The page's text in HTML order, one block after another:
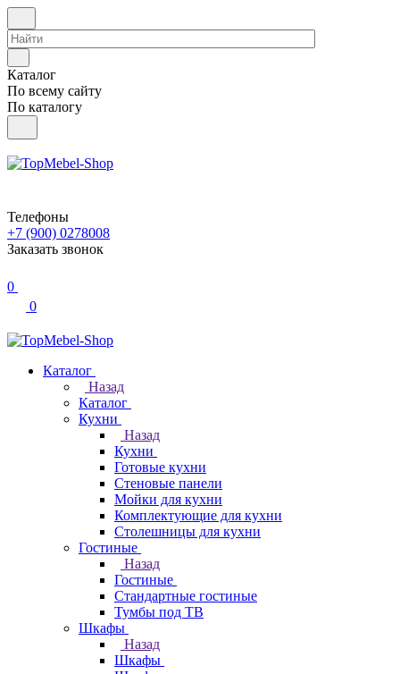
Каталог
По всему сайту
По каталогу
Телефоны
+7 (900) 0278008
Заказать звонок
0
0
Каталог
Назад
Каталог
Кухни
Назад
Кухни
Готовые кухни
Стеновые панели
Мойки для кухни
Комплектующие для кухни
Столешницы для кухни
Гостиные
Назад
Гостиные
Стандартные гостиные
Тумбы под ТВ
Шкафы
Назад
Шкафы